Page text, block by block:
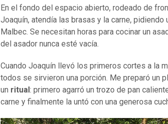
En el fondo del espacio abierto, rodeado de
Joaquín, atendía las brasas y la carne,
Malbec. Se necesitan horas para cocinar un
del asador nunca esté vacía.
Cuando Joaquín llevó los primeros cortes a la
todos se sirvieron una porción. Me preparó un
un ritual : primero agarró un trozo de pan
carne y finalmente la untó con una generosa